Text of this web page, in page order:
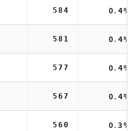
584 0.4%
581 0.4%
577 0.4%
567 0.4%
560 0.3%